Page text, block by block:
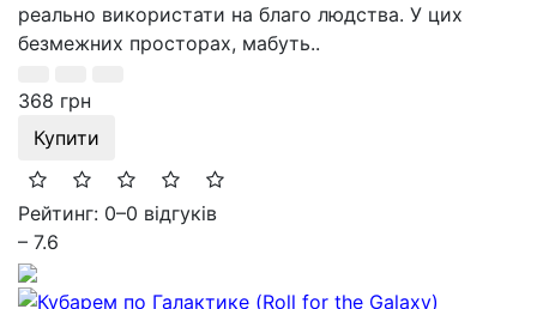
реально використати на благо людства. У цих
безмежних просторах, мабуть..
368 грн
Купити
Рейтинг: 0–0 відгуків
– 7.6